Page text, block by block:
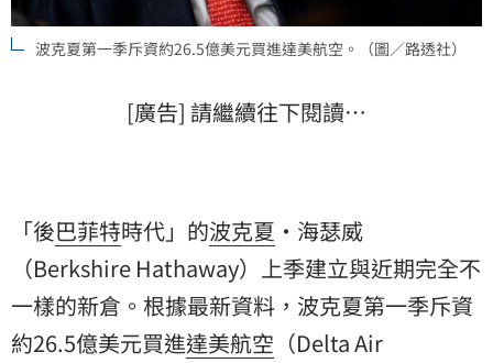
波克夏第一季斥資約26.5億美元買進達美航空。（圖／路透社）
[廣告] 請繼續往下閱讀…
「後巴菲特時代」的波克夏 ・海瑟威
（Berkshire Hathaway）上季建立與近期完全不
一樣的新倉。根據最新資料，波克夏第一季斥資
約26.5億美元買進達美航空 （Delta Air